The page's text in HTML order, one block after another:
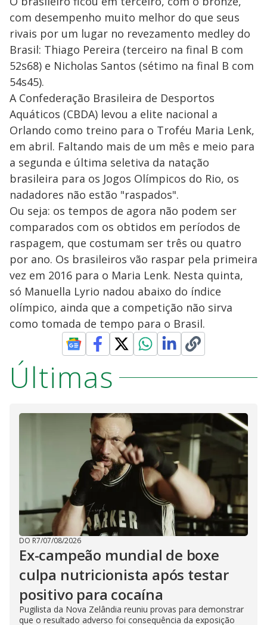
com desempenho muito melhor do que seus
rivais por um lugar no revezamento medley do
Brasil: Thiago Pereira (terceiro na final B com
52s68) e Nicholas Santos (sétimo na final B com
54s45).
A Confederação Brasileira de Desportos
Aquáticos (CBDA) levou a elite nacional a
Orlando como treino para o Troféu Maria Lenk,
em abril. Faltando mais de um mês e meio para
a segunda e última seletiva da natação
brasileira para os Jogos Olímpicos do Rio, os
nadadores não estão "raspados".
Ou seja: os tempos de agora não podem ser
comparados com os obtidos em períodos de
raspagem, que costumam ser três ou quatro
por ano. Os brasileiros vão raspar pela primeira
vez em 2016 para o Maria Lenk. Nesta quinta,
só Manuella Lyrio nadou abaixo do índice
olímpico, ainda que a competição não sirva
como tomada de tempo para o Brasil.
Últimas
DO R7/07/08/2026
Ex-campeão mundial de boxe
culpa nutricionista após testar
positivo para cocaína
Pugilista da Nova Zelândia reuniu provas para demonstrar
que o resultado adverso foi consequência da exposição